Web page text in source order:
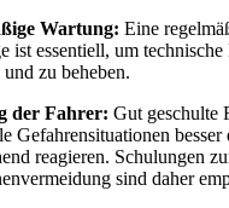
Wartung: Eine
ist essentiell, um
zu beheben.
der Fahrer: Gut geschulte
Gefahrensituationen besser
reagieren. Schulungen
sind daher